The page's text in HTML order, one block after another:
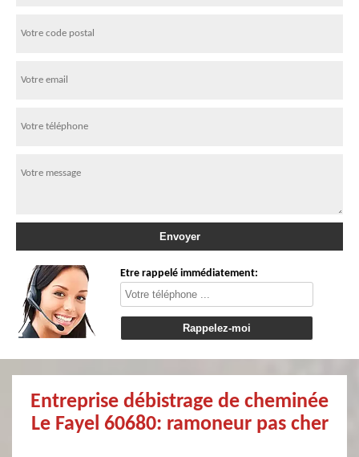
Etre rappelé immédiatement:
Entreprise débistrage de cheminée
Le Fayel 60680: ramoneur pas cher